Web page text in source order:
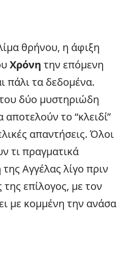
θρήνου, η άφιξη
Χρόνη την επόμενη
πάλι τα δεδομένα.
δύο μυστηριώδη
το “κλειδί”
απαντήσεις. Όλοι
τι πραγματικά
Αγγέλας λίγο πριν
επίλογος, με τον
με κομμένη την ανάσα